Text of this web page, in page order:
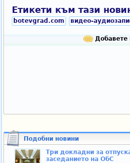
Етикети към тази
botevgrad.com видео-
Добавете
Подобни новини
Три докладни за
заседанието на ОбС